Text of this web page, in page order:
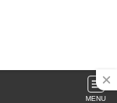
MENU